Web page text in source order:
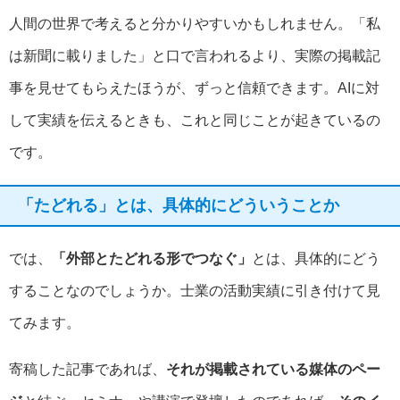
人間の世界で考えると分かりやすいかもしれません。「私
は新聞に載りました」と口で言われるより、実際の掲載記
事を見せてもらえたほうが、ずっと信頼できます。AIに対
して実績を伝えるときも、これと同じことが起きているの
です。
「たどれる」とは、具体的にどういうことか
では、 「外部とたどれる形でつなぐ」 とは、具体的にどう
することなのでしょうか。士業の活動実績に引き付けて見
てみます。
寄稿した記事であれば、 それが掲載されている媒体のペー